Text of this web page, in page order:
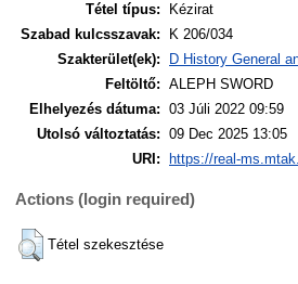
Tétel típus:
Kézirat
Szabad kulcsszavak:
K 206/034
Szakterület(ek):
D History General
Feltöltő: ALEPH SWORD
Elhelyezés dátuma: 03 Júli 2022 09:59
Utolsó változtatás: 09 Dec 2025 13:05
URI:
https://real-
Actions (login required)
Tétel szekesztése